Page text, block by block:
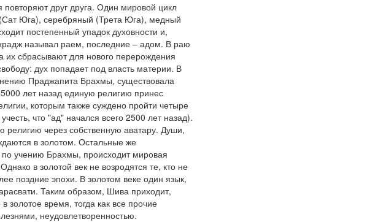
друг друга. Один мировой цикл
Юга), серебряный (Трета Юга), медный
постепенный упадок духовности и,
называл раем, последние – адом. В раю
их сбрасывают для нового перерождения
дух попадает под власть материи. В
Праджапита Брахмы, существовала
лет назад единую религию принес
которым также суждено пройти четыре
что "ад" начался всего 2500 лет назад).
религию через собственную аватару. Души,
в золотом. Остальные же
учению Брахмы, происходит мировая
в золотой век не возродятся те, кто не
поздние эпохи. В золотом веке один язык,
Таким образом, Шива приходит,
золотое время, тогда как все прочие
неудовлетворенностью.